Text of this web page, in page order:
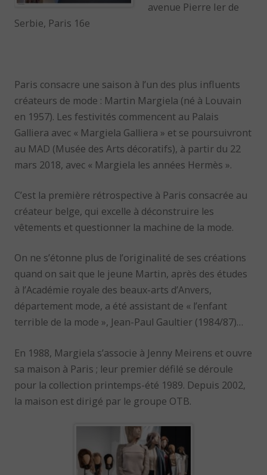
avenue Pierre Ier de
Serbie, Paris 16e
Paris consacre une saison à l’un des plus influents
créateurs de mode : Martin Margiela (né à Louvain
en 1957). Les festivités commencent au Palais
Galliera avec « Margiela Galliera » et se poursuivront
au MAD (Musée des Arts décoratifs), à partir du 22
mars 2018, avec « Margiela les années Hermès ».
C’est la première rétrospective à Paris consacrée au
créateur belge, qui excelle à déconstruire les
vêtements et questionner la machine de la mode.
On ne s’étonne plus de l’originalité de ses créations
quand on sait que le jeune Martin, après des études
à l’Académie royale des beaux-arts d’Anvers,
département mode, a été assistant de « l’enfant
terrible de la mode », Jean-Paul Gaultier (1984/87)…
En 1988, Margiela s’associe à Jenny Meirens et ouvre
sa maison à Paris ; leur premier défilé se déroule
pour la collection printemps-été 1989. Depuis 2002,
la maison est dirigé par le groupe OTB.